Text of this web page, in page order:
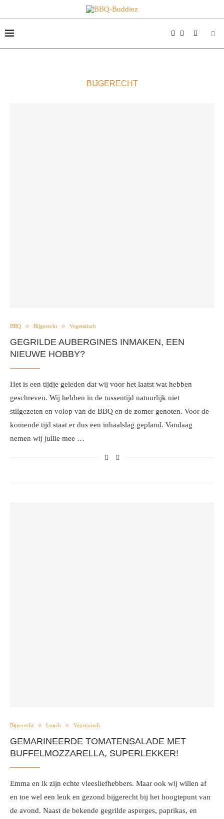
BIJGERECHT
BBQ Bijgerecht Vegetarisch
GEGRILDE AUBERGINES INMAKEN, EEN
NIEUWE HOBBY?
Het is een tijdje geleden dat wij voor het laatst wat hebben
geschreven. Wij hebben in de tussentijd natuurlijk niet
stilgezeten en volop van de BBQ en de zomer genoten. Voor de
komende tijd staat er dus een inhaalslag gepland. Vandaag
nemen wij jullie mee …
Bijgerecht Lunch Vegetarisch
GEMARINEERDE TOMATENSALADE MET
BUFFELMOZZARELLA, SUPERLEKKER!
Emma en ik zijn echte vleesliefhebbers. Maar ook wij willen af
en toe wel een leuk en gezond bijgerecht bij het hoogtepunt van
de avond. Naast de bekende gegrilde asperges, paprikas, en